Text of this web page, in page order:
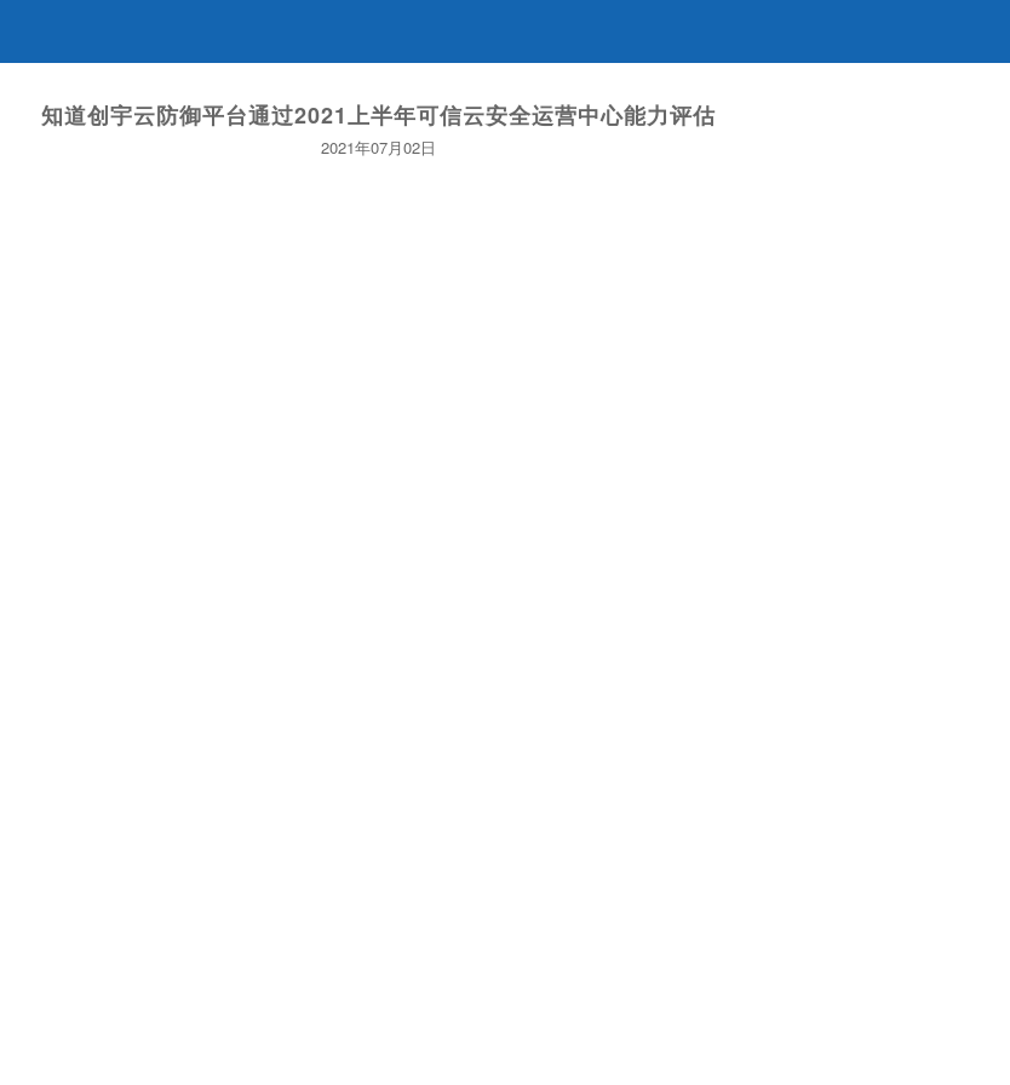
知道创宇云防御平台通过2021上半年可信云安全运营中心能力评估
2021年07月02日